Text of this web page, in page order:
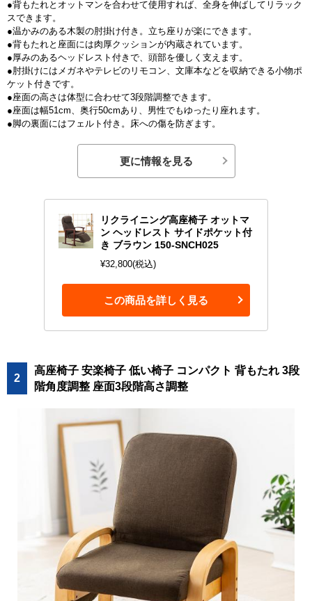
●背もたれとオットマンを合わせて使用すれば、全身を伸ばしてリラック
スできます。
●温かみのある木製の肘掛け付き。立ち座りが楽にできます。
●背もたれと座面には肉厚クッションが内蔵されています。
●厚みのあるヘッドレスト付きで、頭部を優しく支えます。
●肘掛けにはメガネやテレビのリモコン、文庫本などを収納できる小物ポ
ケット付きです。
●座面の高さは体型に合わせて3段階調整できます。
●座面は幅51cm、奥行50cmあり、男性でもゆったり座れます。
●脚の裏面にはフェルト付き。床への傷を防ぎます。
更に情報を見る
リクライニング高座椅子 オットマ
ン ヘッドレスト サイドポケット付
き ブラウン 150-SNCH025
¥32,800(税込)
この商品を詳しく見る
2
高座椅子 安楽椅子 低い椅子 コンパクト 背もたれ 3段
階角度調整 座面3段階高さ調整